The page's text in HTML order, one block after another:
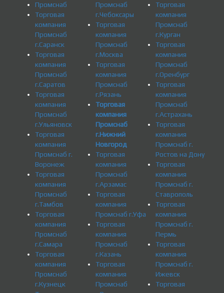
Промснаб
Торговая
компания
Промснаб
г.Саранск
Торговая
компания
Промснаб
г.Саратов
Торговая
компания
Промснаб
г.Ульяновск
Торговая
компания
Промснаб г.
Воронеж
Торговая
компания
Промснаб
г.Тамбов
Торговая
компания
Промснаб
г.Самара
Торговая
компания
Промснаб
г.Кузнецк
Промснаб
г.Чебоксары
Торговая
компания
Промснаб
г.Москва
Торговая
компания
Промснаб
г.Рязань
Торговая
компания
Промснаб
г.Нижний
Новгород
Торговая
компания
Промснаб
г.Арзамас
Торговая
компания
Промснаб г.Уфа
Торговая
компания
Промснаб
г.Казань
Торговая
компания
Промснаб
Торговая
компания
Промснаб
г.Курган
Торговая
компания
Промснаб
г.Оренбург
Торговая
компания
Промснаб
г.Астрахань
Торговая
компания
Промснаб г.
Ростов на Дону
Торговая
компания
Промснаб г.
Ставрополь
Торговая
компания
Промснаб г.
Пермь
Торговая
компания
Промснаб г.
Ижевск
Торговая